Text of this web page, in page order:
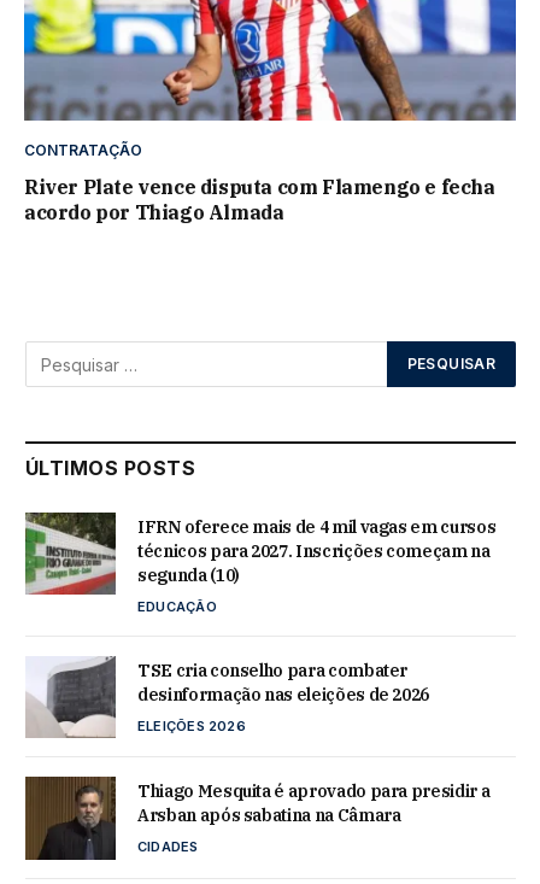
CONTRATAÇÃO
River Plate vence disputa com Flamengo e fecha
acordo por Thiago Almada
ÚLTIMOS POSTS
IFRN oferece mais de 4 mil vagas em cursos
técnicos para 2027. Inscrições começam na
segunda (10)
EDUCAÇÃO
TSE cria conselho para combater
desinformação nas eleições de 2026
ELEIÇÕES 2026
Thiago Mesquita é aprovado para presidir a
Arsban após sabatina na Câmara
CIDADES